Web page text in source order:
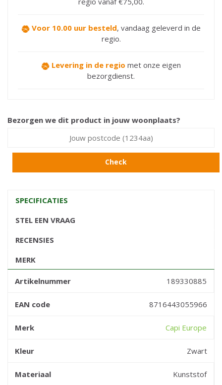
Voor 10.00 uur besteld, vandaag geleverd in de
regio.
Levering in de regio met onze eigen
bezorgdienst.
Bezorgen we dit product in jouw woonplaats?
Check
SPECIFICATIES
STEL EEN VRAAG
RECENSIES
MERK
Artikelnummer 189330885
EAN code 8716443055966
Merk Capi Europe
Kleur Zwart
Materiaal Kunststof